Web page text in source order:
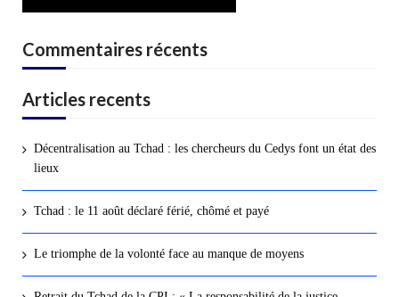
Commentaires récents
Articles recents
Décentralisation au Tchad : les chercheurs du Cedys font un état des
lieux
Tchad : le 11 août déclaré férié, chômé et payé
Le triomphe de la volonté face au manque de moyens